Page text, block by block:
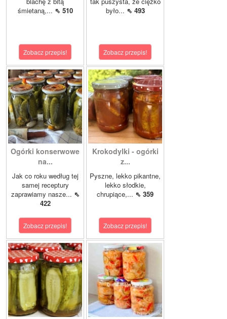
śmietaną,... ⇖ 510
Zobacz przepis!
było... ⇖ 493
Zobacz przepis!
Ogórki konserwowe
na...
Jak co roku według tej
samej receptury
zaprawiamy nasze... ⇖
422
Zobacz przepis!
Krokodylki - ogórki
z...
Pyszne, lekko pikantne,
lekko słodkie,
chrupiące,... ⇖ 359
Zobacz przepis!